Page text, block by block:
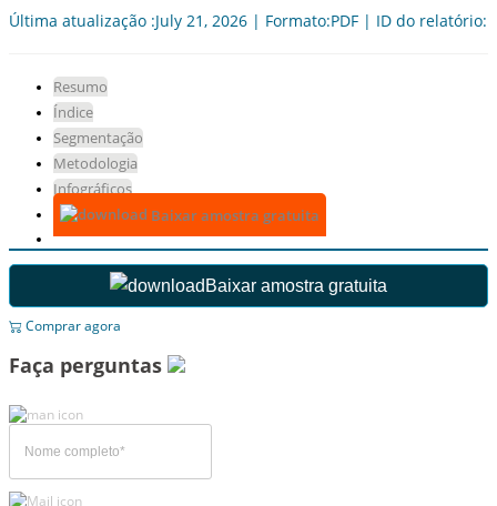
Última atualização :July 21, 2026 | Formato:PDF | ID do relatório:
Resumo
Índice
Segmentação
Metodologia
Infográficos
Baixar amostra gratuita
Baixar amostra gratuita
Comprar agora
Faça perguntas